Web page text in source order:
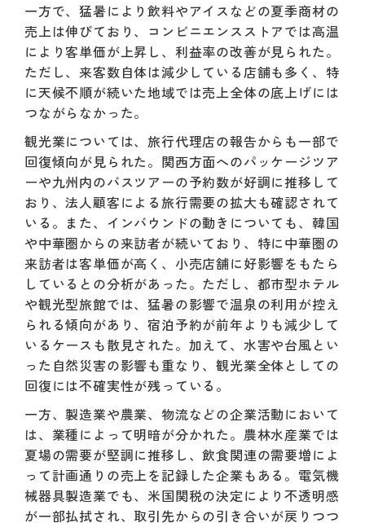
一方で、猛暑により飲料やアイスなどの夏季商材の
売上は伸びており、コンビニエンスストアでは高温
により客単価が上昇し、利益率の改善が見られた。
ただし、来客数自体は減少している店舗も多く、特
に天候不順が続いた地域では売上全体の底上げには
つながらなかった。
観光業については、旅行代理店の報告からも一部で
回復傾向が見られた。関西方面へのパッケージツア
ーや九州内のバスツアーの予約数が好調に推移して
おり、法人顧客による旅行需要の拡大も確認されて
いる。また、インバウンドの動きについても、韓国
や中華圏からの来訪者が続いており、特に中華圏の
来訪者は客単価が高く、小売店舗に好影響をもたら
しているとの分析があった。ただし、都市型ホテル
や観光型旅館では、猛暑の影響で温泉の利用が控え
られる傾向があり、宿泊予約が前年よりも減少して
いるケースも散見された。加えて、水害や台風とい
った自然災害の影響も重なり、観光業全体としての
回復には不確実性が残っている。
一方、製造業や農業、物流などの企業活動において
は、業種によって明暗が分かれた。農林水産業では
夏場の需要が堅調に推移し、飲食関連の需要増によ
って計画通りの売上を記録した企業もある。電気機
械器具製造業でも、米国関税の決定により不透明感
が一部払拭され、取引先からの引き合いが戻りつつ